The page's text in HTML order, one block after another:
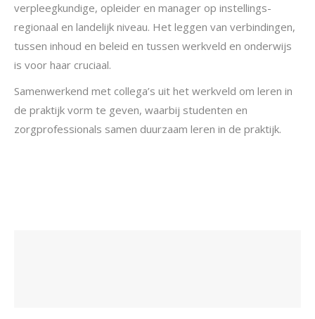
verpleegkundige, opleider en manager op instellings-
regionaal en landelijk niveau. Het leggen van verbindingen,
tussen inhoud en beleid en tussen werkveld en onderwijs
is voor haar cruciaal.
Samenwerkend met collega’s uit het werkveld om leren in
de praktijk vorm te geven, waarbij studenten en
zorgprofessionals samen duurzaam leren in de praktijk.